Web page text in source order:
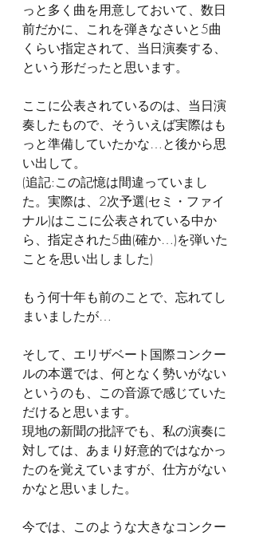
っと多く曲を用意しておいて、数日
前だかに、これを弾きなさいと5曲
くらい指定されて、当日演奏する、
という形だったと思います。
ここに公表されているのは、当日演
奏したもので、そういえば実際はも
っと準備していたかな…と後から思
い出して。
(追記:この記憶は間違っていまし
た。実際は、2次予選(セミ・ファイ
ナル)はここに公表されている中か
ら、指定された5曲(確か…)を弾いた
ことを思い出しました)
もう何十年も前のことで、忘れてし
まいましたが…
そして、エリザベート国際コンクー
ルの本選では、何となく勢いがない
というのも、この音源で感じていた
だけると思います。
現地の新聞の批評でも、私の演奏に
対しては、あまり好意的ではなかっ
たのを覚えていますが、仕方がない
かなと思いました。
今では、このような大きなコンクー